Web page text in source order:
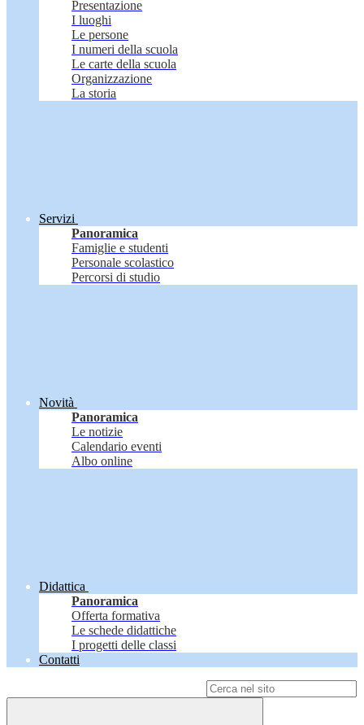
Presentazione
I luoghi
Le persone
I numeri della scuola
Le carte della scuola
Organizzazione
La storia
Servizi
Panoramica
Famiglie e studenti
Personale scolastico
Percorsi di studio
Novità
Panoramica
Le notizie
Calendario eventi
Albo online
Didattica
Panoramica
Offerta formativa
Le schede didattiche
I progetti delle classi
Contatti